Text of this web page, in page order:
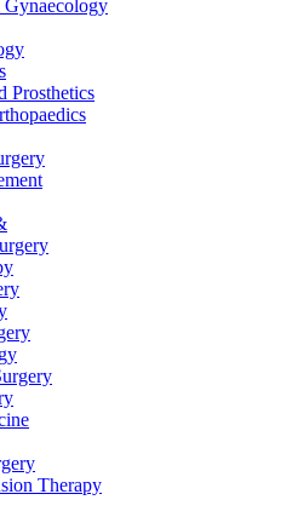
Prosthetics
Therapy